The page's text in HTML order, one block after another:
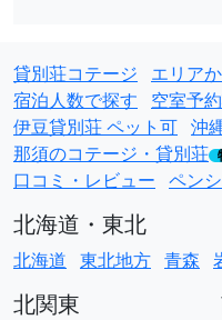
貸別荘コテージ エリア
宿泊人数で探す
空室予
伊豆貸別荘 ペット可 沖
那須のコテージ・貸別荘
口コミ・レビュー ペン
北海道・東北
北海道 東北地方 青森
北関東